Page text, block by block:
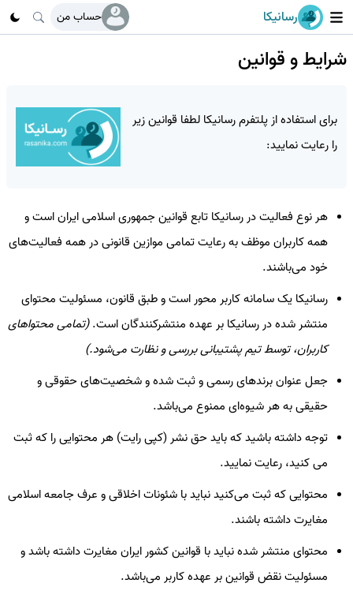
رسانیکا حساب من
شرایط و قوانین
برای استفاده از پلتفرمرسانیکا لطفا قوانین زیر
را رعایت نمایید:
هر نوع فعالیت دررسانیکا تابع قوانین جمهوری اسلامی ایران است و
همه کاربران موظف به رعایت تمامی موازین قانونی در همه فعالیت‌های
خود می‌باشند.
رسانیکا یک سامانه کاربر محور است و طبق قانون، مسئولیت محتوای
منتشر شده دررسانیکا بر عهده منتشرکنندگان است. (تمامی محتواهای
کاربران، توسط تیم پشتیبانی بررسی و نظارت می‌شود.)
جعل عنوان برندهای رسمی و ثبت شده و شخصیت‌های حقوقی و
حقیقی به هر شیوه‌ای ممنوع می‌باشد.
توجه داشته باشید که باید حق نشر (کپی رایت) هر محتوایی را که ثبت
می کنید، رعایت نمایید.
محتوایی که ثبت می‌کنید نباید با شئونات اخلاقی و عرف جامعه اسلامی
مغایرت داشته باشند.
محتوای منتشر شده نباید با قوانین کشور ایران مغایرت داشته باشد و
مسئولیت نقض قوانین بر عهده کاربر می‌باشد.